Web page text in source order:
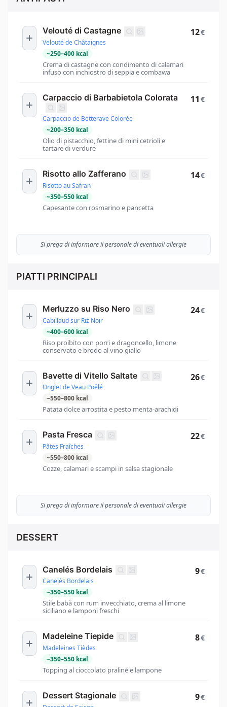
Velouté di Castagne
Velouté de Châtaignes
~250–400 kcal
Crema di castagne con condimento di calamari
infuso con inchiostro di seppia e combawa
12€
Carpaccio di Barbabietola Colorata
Carpaccio de Betterave Colorée
~200–350 kcal
Olio di pistacchio, fettine di mini cetrioli e
tartare di verdure
11 €
Risotto allo Zafferano
Risotto au Safran
~350–550 kcal
Capesante con rosmarino e pancetta
14€
Si prega di informare il personale di eventuali allergie
PIATTI PRINCIPALI
Merluzzo su Riso Nero
Cabillaud sur Riz Noir
~400–600 kcal
Riso proibito con porri e dragoncello, limone
conservato e brodo al vino giallo
24€
Bavette di Vitello Saltate
Onglet de Veau Poêlé
~550–800 kcal
Patata dolce arrostita e pesto menta-arachidi
26€
Pasta Fresca
Pâtes Fraîches
~550–800 kcal
Cozze, calamari e scampi in salsa stagionale
22€
Si prega di informare il personale di eventuali allergie
DESSERT
Canelés Bordelais
Canelés Bordelais
~350–550 kcal
Stile babà con rum invecchiato, crema al limone
siciliano e lamponi freschi
9€
Madeleine Tiepide
Madeleines Tièdes
~350–550 kcal
Topping al cioccolato praliné e lampone
8€
Dessert Stagionale 9€